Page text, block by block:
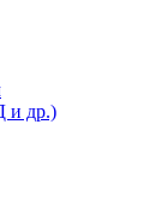
и др.)